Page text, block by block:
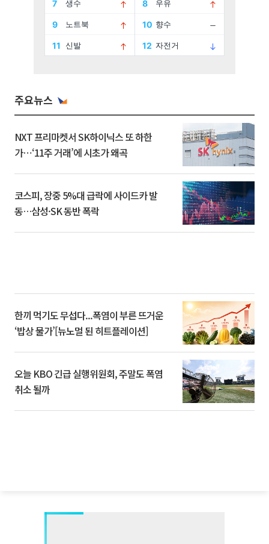
주요뉴스
NXT 프리마켓서 SK하이닉스 또 하한
가⋯‘11주 거래’에 시초가 왜곡
코스피, 장중 5%대 급락에 사이드카 발
동…삼성·SK 동반 폭락
한끼 먹기도 무섭다...폭염이 부른 뜨거운
‘밥상 물가’[뉴노멀 된 히트플레이션]
오늘 KBO 긴급 실행위원회, 주말도 폭염
취소 될까